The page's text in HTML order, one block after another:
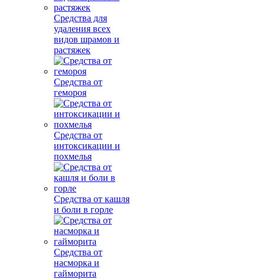
Средства для
удаления всех
видов шрамов и
растяжек
Средства от
гемороя
Средства от
интоксикации и
похмелья
Средства от кашля
и боли в горле
Средства от
насморка и
гайморита